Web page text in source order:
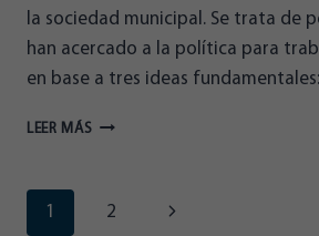
la sociedad municipal. Se trata de
han acercado a la política para
en base a tres ideas
LEER MÁS ALMERIENSES,
VALDIVIA,
Navegación
1 2 Siguiente